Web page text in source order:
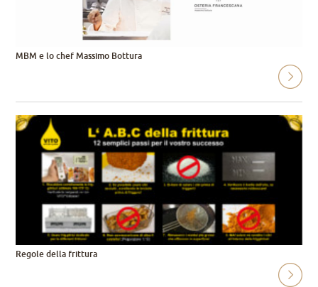
MBM e lo chef Massimo Bottura
Regole della frittura